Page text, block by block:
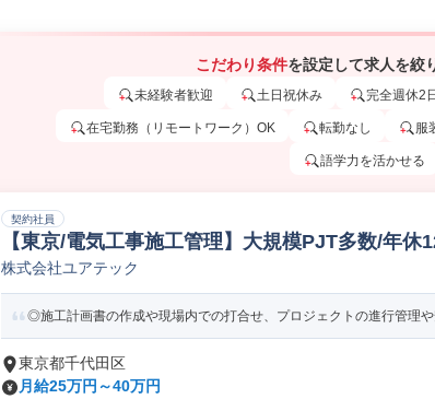
こだわり条件を設定して求人を絞
未経験者歓迎 土日祝休み 完全週休2
在宅勤務（リモートワーク）OK 転勤なし 服
語学力を活かせる
契約社員
【東京/電気工事施工管理】大規模PJT多数/年
施工管理
株式会社ユアテック
◎施工計画書の作成や現場内での打合せ、プロジェクトの進行管理
東京都千代田区
月給25万円～40万円